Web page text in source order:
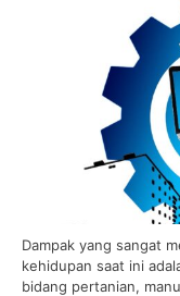
Dampak yang sangat
kehidupan saat ini
bidang pertanian,